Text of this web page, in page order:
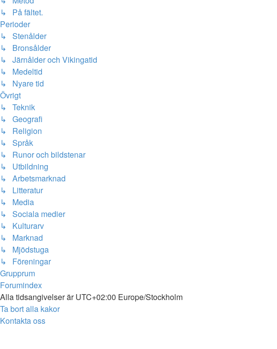
↳ På fältet.
Perioder
↳ Stenålder
↳ Bronsålder
↳ Järnålder och Vikingatid
↳ Medeltid
↳ Nyare tid
Övrigt
↳ Teknik
↳ Geografi
↳ Religion
↳ Språk
↳ Runor och bildstenar
↳ Utbildning
↳ Arbetsmarknad
↳ Litteratur
↳ Media
↳ Sociala medier
↳ Kulturarv
↳ Marknad
↳ Mjödstuga
↳ Föreningar
Grupprum
Forumindex
Alla tidsangivelser är UTC+02:00 Europe/Stockholm
Ta bort alla kakor
Kontakta oss